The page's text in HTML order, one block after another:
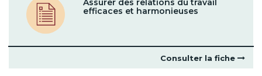
efficaces et harmonieuses
Consulter la fiche